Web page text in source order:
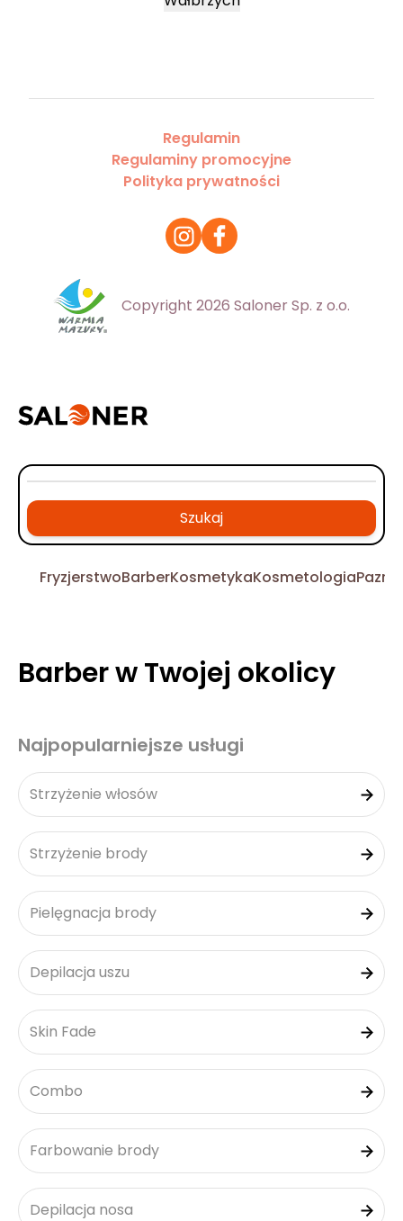
Regulamin
Regulaminy promocyjne
Polityka prywatności
Copyright 2026 Saloner Sp. z o.o.
Szukaj
FryzjerstwoBarberKosmetykaKosmetologia
Barber w Twojej okolicy
Najpopularniejsze usługi
Strzyżenie włosów
Strzyżenie brody
Pielęgnacja brody
Depilacja uszu
Skin Fade
Combo
Farbowanie brody
Depilacja nosa